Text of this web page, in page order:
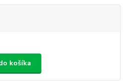
košíka